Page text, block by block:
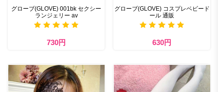
グローブ(GLOVE) 001bk セクシー
ランジェリー av
730円
グローブ(GLOVE) コスプレベビード
ール 通販
630円